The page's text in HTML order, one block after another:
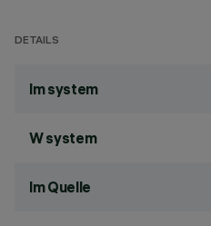
DETAILS
lm system
W system
lm Quelle